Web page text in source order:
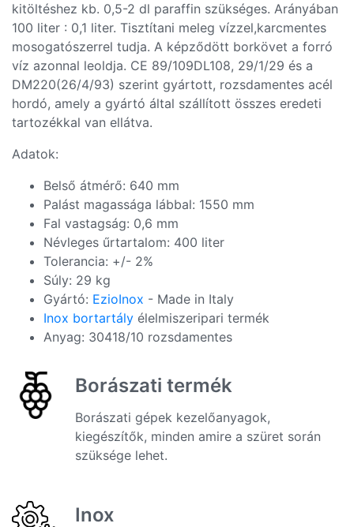
kitöltéshez kb. 0,5-2 dl paraffin szükséges. Arányában
100 liter : 0,1 liter. Tisztítani meleg vízzel,karcmentes
mosogatószerrel tudja. A képződött borkövet a forró
víz azonnal leoldja. CE 89/109DL108, 29/1/29 és a
DM220(26/4/93) szerint gyártott, rozsdamentes acél
hordó, amely a gyártó által szállított összes eredeti
tartozékkal van ellátva.
Adatok:
Belső átmérő: 640 mm
Palást magassága lábbal: 1550 mm
Fal vastagság: 0,6 mm
Névleges űrtartalom: 400 liter
Tolerancia: +/- 2%
Súly: 29 kg
Gyártó: EzioInox - Made in Italy
Inox bortartály élelmiszeripari termék
Anyag: 30418/10 rozsdamentes
Borászati termék
Borászati gépek kezelőanyagok,
kiegészítők, minden amire a szüret során
szüksége lehet.
Inox